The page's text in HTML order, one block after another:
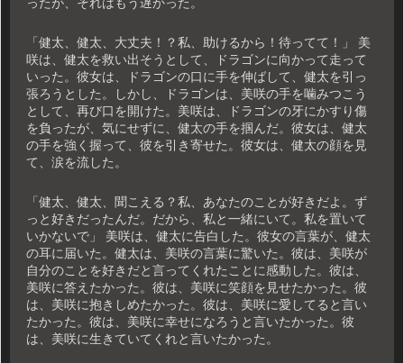
「健太、健太、大丈夫！？私、助けるから！待ってて！」 美
咲は、健太を救い出そうとして、ドラゴンに向かって走って
いった。彼女は、ドラゴンの口に手を伸ばして、健太を引っ
張ろうとした。しかし、ドラゴンは、美咲の手を噛みつこう
として、再び口を開けた。美咲は、ドラゴンの牙にかすり傷
を負ったが、気にせずに、健太の手を掴んだ。彼女は、健太
の手を強く握って、彼を引き寄せた。彼女は、健太の顔を見
て、涙を流した。
「健太、健太、聞こえる？私、あなたのことが好きだよ。ず
っと好きだったんだ。だから、私と一緒にいて。私を置いて
いかないで」 美咲は、健太に告白した。彼女の言葉が、健太
の耳に届いた。健太は、美咲の言葉に驚いた。彼は、美咲が
自分のことを好きだと言ってくれたことに感動した。彼は、
美咲に答えたかった。彼は、美咲に笑顔を見せたかった。彼
は、美咲に抱きしめたかった。彼は、美咲に愛してると言い
たかった。彼は、美咲に幸せになろうと言いたかった。彼
は、美咲に生きていてくれと言いたかった。